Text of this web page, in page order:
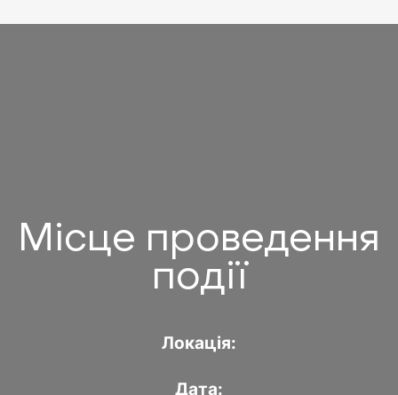
Місце проведення
події
Локація:
Дата: